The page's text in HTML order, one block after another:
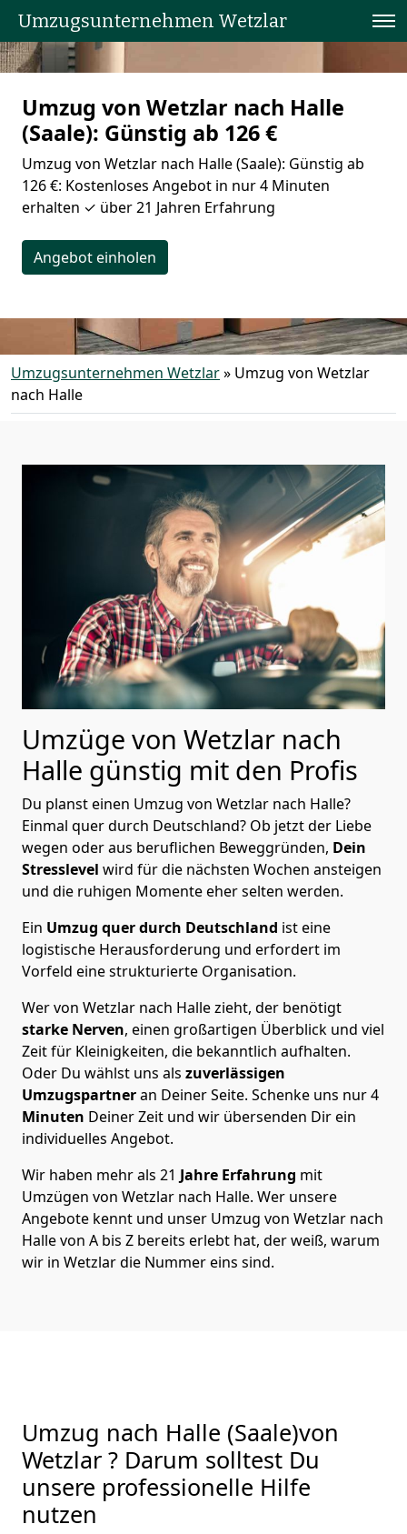
Umzugsunternehmen Wetzlar
Umzug von Wetzlar nach Halle
(Saale): Günstig ab 126 €
Umzug von Wetzlar nach Halle (Saale): Günstig ab
126 €: Kostenloses Angebot in nur 4 Minuten
erhalten ✓ über 21 Jahren Erfahrung
Angebot einholen
Umzugsunternehmen Wetzlar» Umzug von Wetzlar
nach Halle
Umzüge von Wetzlar nach
Halle günstig mit den Profis
Du planst einen Umzug von Wetzlar nach Halle?
Einmal quer durch Deutschland? Ob jetzt der Liebe
wegen oder aus beruflichen Beweggründen, Dein
Stresslevel wird für die nächsten Wochen ansteigen
und die ruhigen Momente eher selten werden.
Ein Umzug quer durch Deutschland ist eine
logistische Herausforderung und erfordert im
Vorfeld eine strukturierte Organisation.
Wer von Wetzlar nach Halle zieht, der benötigt
starke Nerven, einen großartigen Überblick und viel
Zeit für Kleinigkeiten, die bekanntlich aufhalten.
Oder Du wählst uns als zuverlässigen
Umzugspartneran Deiner Seite. Schenke uns nur4
Minuten Deiner Zeit und wir übersenden Dir ein
individuelles Angebot.
Wir haben mehr als 21 Jahre Erfahrung mit
Umzügen von Wetzlar nach Halle. Wer unsere
Angebote kennt und unser Umzug von Wetzlar nach
Halle von A bis Z bereits erlebt hat, der weiß, warum
wir in Wetzlar die Nummer eins sind.
Umzug nach Halle (Saale)von
Wetzlar ? Darum solltest Du
unsere professionelle Hilfe
nutzen